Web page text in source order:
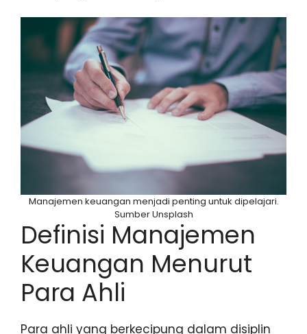
Manajemen keuangan menjadi penting untuk dipelajari.
Sumber Unsplash
Definisi Manajemen
Keuangan Menurut
Para Ahli
Para ahli yang berkecipung dalam disiplin